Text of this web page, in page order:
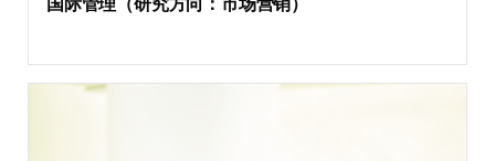
国际管理（研究方向：市场营销）